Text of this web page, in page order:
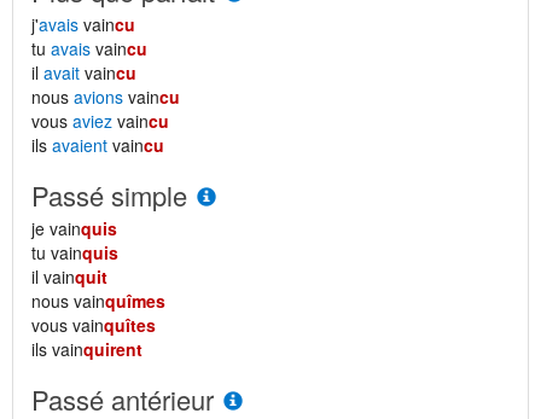
j'avais vaincu
tu avais vaincu
il avait vaincu
nous avions vaincu
vous aviez vaincu
ils avaient vaincu
Passé simple
je vainquis
tu vainquis
il vainquit
nous vainquîmes
vous vainquîtes
ils vainquirent
Passé antérieur